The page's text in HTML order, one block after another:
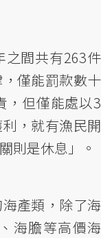
之間共有263件
僅能罰款數十
，但僅能處以3
，就有漁民開
則是休息」。
產類，除了海
海膽等高價海